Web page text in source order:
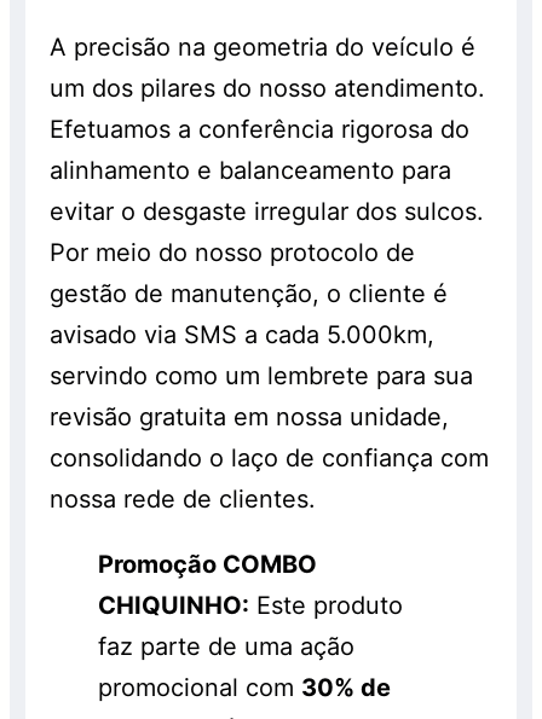
A precisão na geometria do veículo é
um dos pilares do nosso atendimento.
Efetuamos a conferência rigorosa do
alinhamento e balanceamento para
evitar o desgaste irregular dos sulcos.
Por meio do nosso protocolo de
gestão de manutenção, o cliente é
avisado via SMS a cada 5.000km,
servindo como um lembrete para sua
revisão gratuita em nossa unidade,
consolidando o laço de confiança com
nossa rede de clientes.
Promoção COMBO
CHIQUINHO: Este produto
faz parte de uma ação
promocional com 30% de